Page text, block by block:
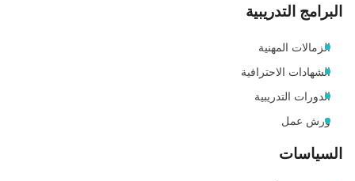
البرامج التدريبية
الزمالات المهنية
الشهادات الاحترافية
الدورات التدريبية
ورش عمل
السياسات